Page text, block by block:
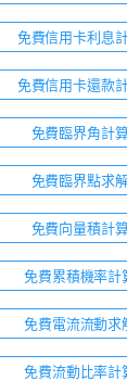
免費信用卡利息
免費信用卡還款
免費臨界角計
免費臨界點求
免費向量積計
免費累積機率計
免費電流流動求
免費流動比率計